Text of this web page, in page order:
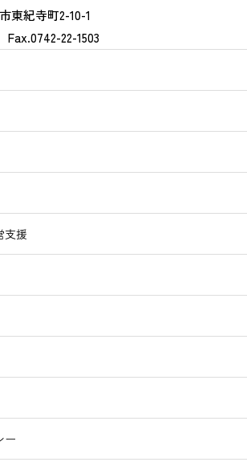
東紀寺町2-10-1
22-1503
支援
ー